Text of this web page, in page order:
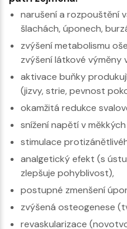
narušení a rozpouštění
šlachách, úponech,
zvýšení metabolismu
zvýšení látkové výměny
aktivace buňky
(jizvy, strie, pevnost
okamžitá redukce
snížení napětí v
stimulace
analgetický efekt (s
zlepšuje pohyblivost),
postupné zmenšení
zvýšená osteogenese
revaskularizace